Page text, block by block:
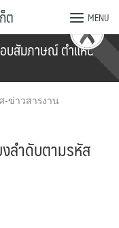
ต MENU
บสัมภาษณ์ ตำแหน่ง
-ข่าวสารงาน
งลำดับตามรหัส